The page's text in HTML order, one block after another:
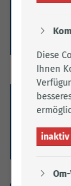
Verkehr
Diese
Ihnen
inaktiv